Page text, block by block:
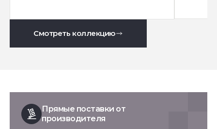
Смотреть коллекцию
Прямые поставки от
производителя